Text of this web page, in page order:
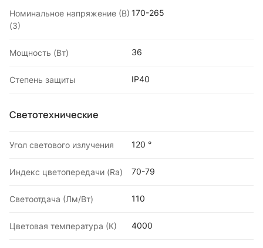
Номинальное напряжение (В)
(3)
170-265
Мощность (Вт) 36
Степень защиты IP40
Светотехнические
Угол светового излучения 120 °
Индекс цветопередачи (Ra) 70-79
Светоотдача (Лм/Вт) 110
Цветовая температура (К) 4000